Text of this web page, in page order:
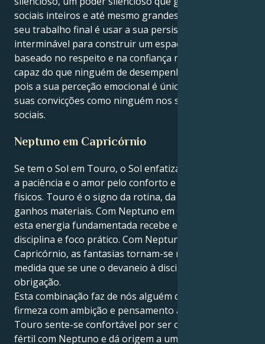
sociais inteiros e até mesmo grandes comunidades. O
seu trabalho final é usar a sua persistência
interminável para construir um espaço seguro
baseado no respeito e na confiança mútua. É mais
capaz do que ninguém de desempenhar este papel,
pois a sua perceção emocional é única e mantém as
suas convicções como ninguém nos seus círculos
sociais.
Neptuno em Capricórnio
Se tem o Sol em Touro, o Sol enfatiza a estabilidade,
a paciência e o amor pelo conforto e pelos prazeres
físicos. Touro é o signo da rotina, da segurança e dos
ganhos materiais. Com Neptuno em Capricórnio,
esta energia fundamentada recebe estrutura,
disciplina e foco prático. Com Neptuno em
Capricórnio, as fantasias tornam-se realidade à
medida que se une o devaneio à disciplina e à
obrigação.
Esta combinação faz de nós alguém que mistura
firmeza com ambição e pensamento a longo prazo.
Touro sente-se confortável por ser o signo mais
fértil com Neptuno e dá origem a uma capacidade de